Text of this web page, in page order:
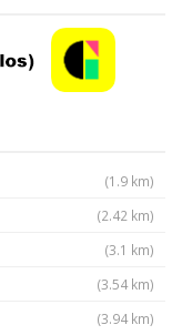
(1.9 km)
(2.42 km)
(3.1 km)
(3.54 km)
(3.94 km)